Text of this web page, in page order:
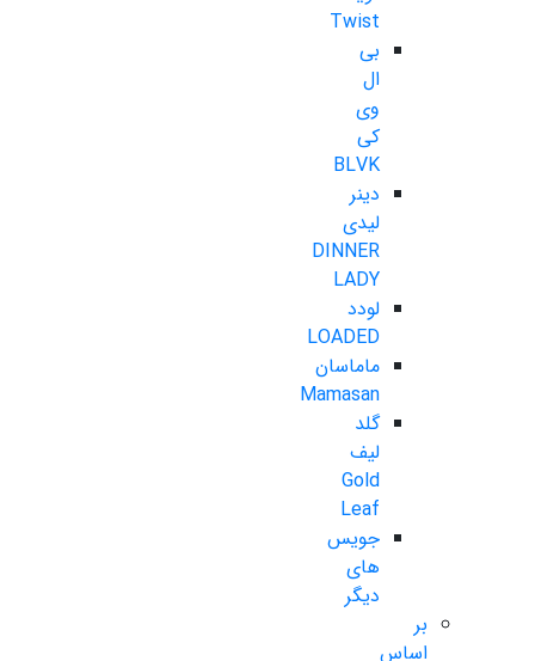
Twist
بی
ال
وی
کی
BLVK
دینر
لیدی
DINNER
LADY
لودد
LOADED
ماماسان
Mamasan
گلد
لیف
Gold
Leaf
جویس
های
دیگر
بر
اساس